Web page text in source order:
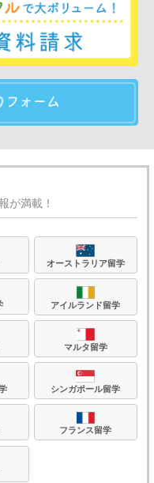
が満載！
オーストラリア留学
アイルランド留学
マルタ留学
シンガポール留学
フランス留学